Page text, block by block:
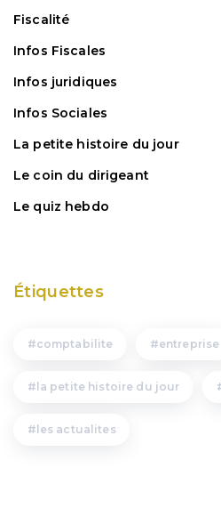
Fiscalité
Infos Fiscales
Infos juridiques
Infos Sociales
La petite histoire du jour
Le coin du dirigeant
Le quiz hebdo
Étiquettes
comptabilite entreprise
la petite histoire du jour
les actualites